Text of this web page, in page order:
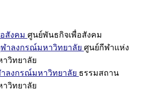
สังคม ศูนย์พันธกิจเพื่อสังคม
าลงกรณ์มหาวิทยาลัย ศูนย์กีฬาแห่ง
วิทยาลัย
ลงกรณ์มหาวิทยาลัย ธรรมสถาน
วิทยาลัย